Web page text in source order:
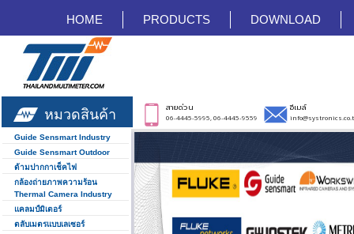
HOME PRODUCTS DOWNLOAD
หมวดสินค้า สายด่วน
06-4445-5995, 06-4445-9559
อีเมล์
Guide Sensmart Industry
Guide Sensmart Outdoor
ด้ามปากกาเช็คไฟ
กล้องถ่ายภาพความร้อน
Thermal Camera Industry
แคลมป์มิเตอร์
ตลับเมตรแบบเลเซอร์